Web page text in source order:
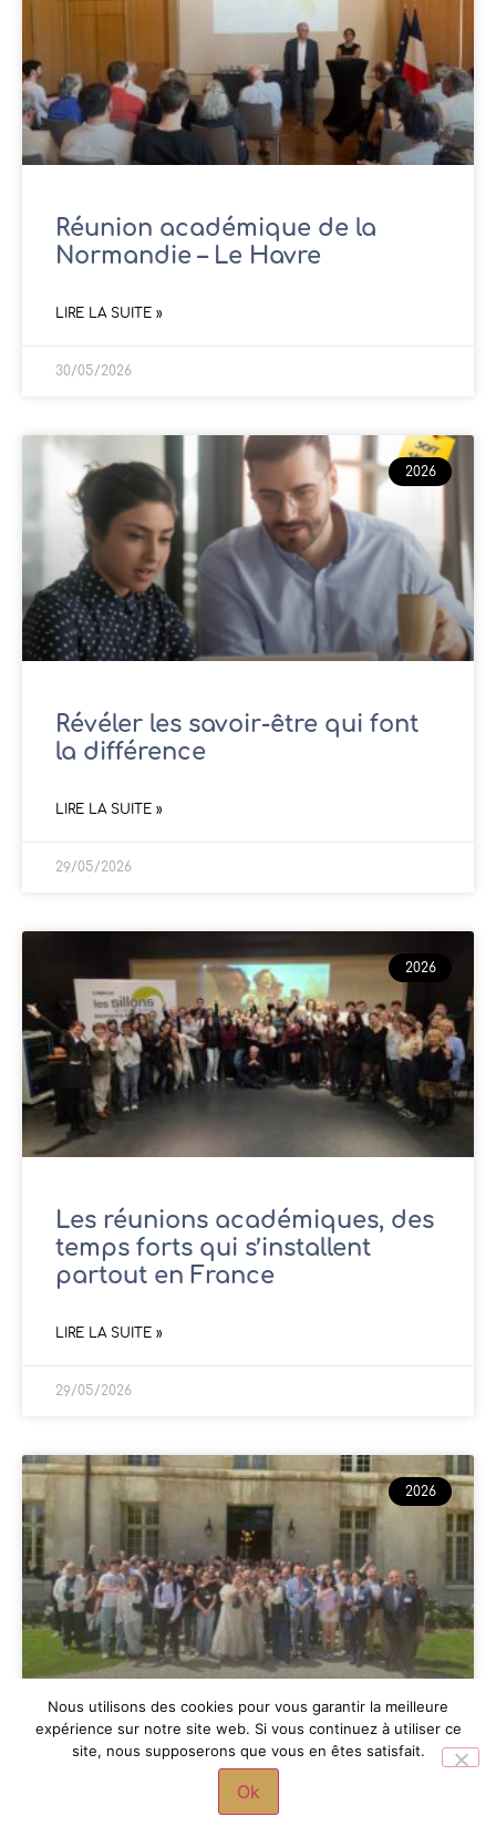
Réunion académique de la
Normandie – Le Havre
LIRE LA SUITE »
30/05/2026
2026
Révéler les savoir-être qui font
la différence
LIRE LA SUITE »
29/05/2026
2026
Les réunions académiques, des
temps forts qui s’installent
partout en France
LIRE LA SUITE »
29/05/2026
2026
L’académie de Versailles réunie
Nous utilisons des cookies pour vous garantir la meilleure
expérience sur notre site web. Si vous continuez à utiliser ce
site, nous supposerons que vous en êtes satisfait.
Ok